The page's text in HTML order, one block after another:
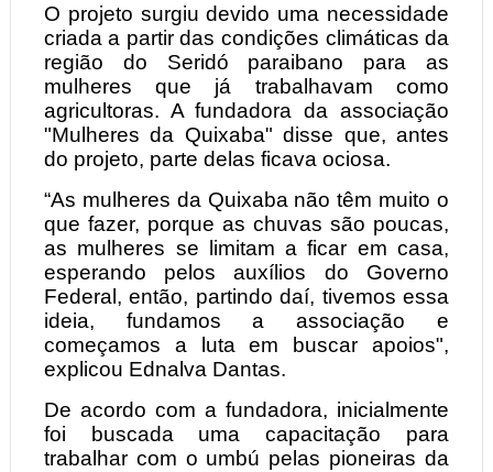
O projeto surgiu devido uma necessidade
criada a partir das condições climáticas da
região do Seridó paraibano para as
mulheres que já trabalhavam como
agricultoras. A fundadora da associação
"Mulheres da Quixaba" disse que, antes
do projeto, parte delas ficava ociosa.
“As mulheres da Quixaba não têm muito o
que fazer, porque as chuvas são poucas,
as mulheres se limitam a ficar em casa,
esperando pelos auxílios do Governo
Federal, então, partindo daí, tivemos essa
ideia, fundamos a associação e
começamos a luta em buscar apoios",
explicou Ednalva Dantas.
De acordo com a fundadora, inicialmente
foi buscada uma capacitação para
trabalhar com o umbú pelas pioneiras da